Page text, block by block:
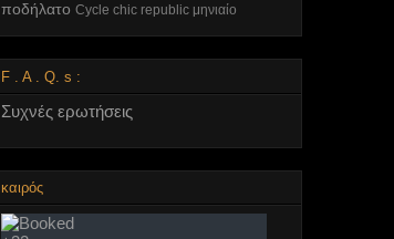
ποδήλατο Cycle chic republic μηνιαίο
F . A . Q. s :
Συχνές ερωτήσεις
καιρός